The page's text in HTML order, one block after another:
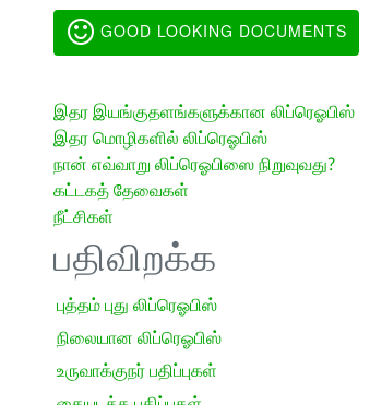
GOOD LOOKING DOCUMENTS
இதர இயங்குதளங்களுக்கான லிப்ரெஓபிஸ்
இதர மொழிகளில் லிப்ரெஓபிஸ்
நான் எவ்வாறு லிப்ரெஓபிஸை நிறுவுவது?
கட்டகத் தேவைகள்
நீட்சிகள்
பதிவிறக்க
புத்தம் புது லிப்ரெஓபிஸ்
நிலையான லிப்ரெஓபிஸ்
உருவாக்குநர் பதிப்புகள்